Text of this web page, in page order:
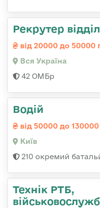
Рекрутер
від 20000 до 50000
Вся Україна
42 ОМБр
Водій
від 50000 до
Київ
210 окремий
Технік РТБ,